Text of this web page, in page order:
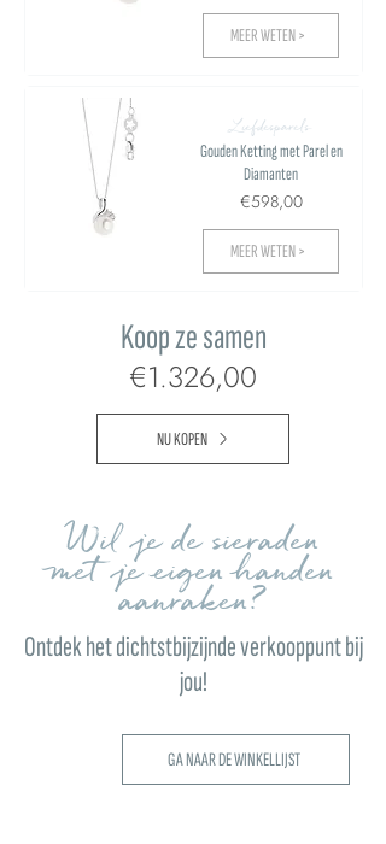
MEER WETEN >
Liefdesparels
Gouden Ketting met Parel en
Diamanten
€598,00
MEER WETEN >
Koop ze samen
€1.326,00
NU KOPEN
Wil je de sieraden
met je eigen handen
aanraken?
Ontdek het dichtstbijzijnde verkooppunt bij
jou!
GA NAAR DE WINKELLIJST